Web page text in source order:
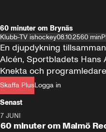
60 minuter om Brynäs
Klubb-TV ishockey08.10.2560 min
Skaffa PlusLogga in
En djupdykning
Alcén, Sportbladets Hans
Knekta och
Senast
Plus
7 JUNI
60 minuter om Malmö